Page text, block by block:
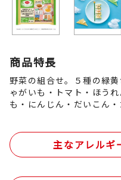
商品特長
野菜の組合せ。５種の緑
ゃがいも・トマト・ほう
も・にんじん・だいこん・
主なアレルギ